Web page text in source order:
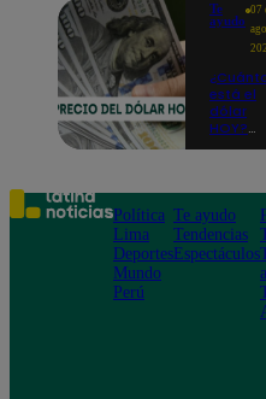
Te
ayudo
07
está el
dólar
HOY?
este
viernes
de
Política
Lima
Deportes
Mundo
Perú
Te ayudo
Tendencias
Espectáculos